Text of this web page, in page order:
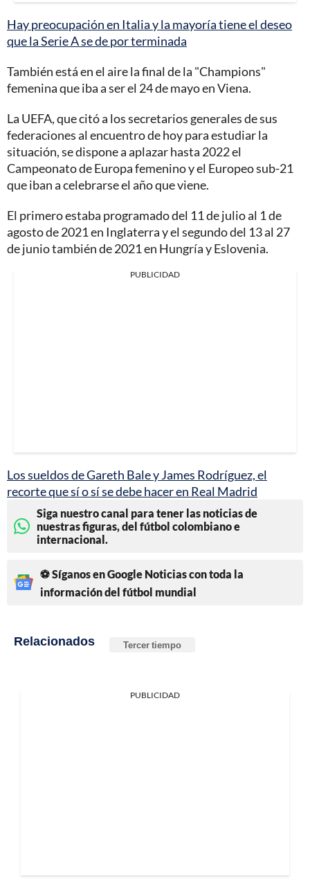
Hay preocupación en Italia y la mayoría tiene el deseo
que la Serie A se de por terminada
También está en el aire la final de la "Champions"
femenina que iba a ser el 24 de mayo en Viena.
La UEFA, que citó a los secretarios generales de sus
federaciones al encuentro de hoy para estudiar la
situación, se dispone a aplazar hasta 2022 el
Campeonato de Europa femenino y el Europeo sub-21
que iban a celebrarse el año que viene.
El primero estaba programado del 11 de julio al 1 de
agosto de 2021 en Inglaterra y el segundo del 13 al 27
de junio también de 2021 en Hungría y Eslovenia.
PUBLICIDAD
Los sueldos de Gareth Bale y James Rodríguez, el
recorte que sí o sí se debe hacer en Real Madrid
Siga nuestro canal para tener las noticias de
nuestras figuras, del fútbol colombiano e
internacional.
⚽ Síganos en Google Noticias con toda la
información del fútbol mundial
Relacionados Tercer tiempo
PUBLICIDAD